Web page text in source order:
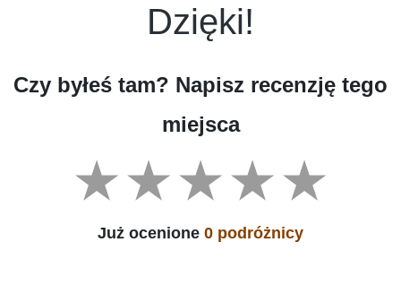
Dzięki!
Czy byłeś tam? Napisz recenzję tego
miejsca
Już ocenione 0 podróżnicy